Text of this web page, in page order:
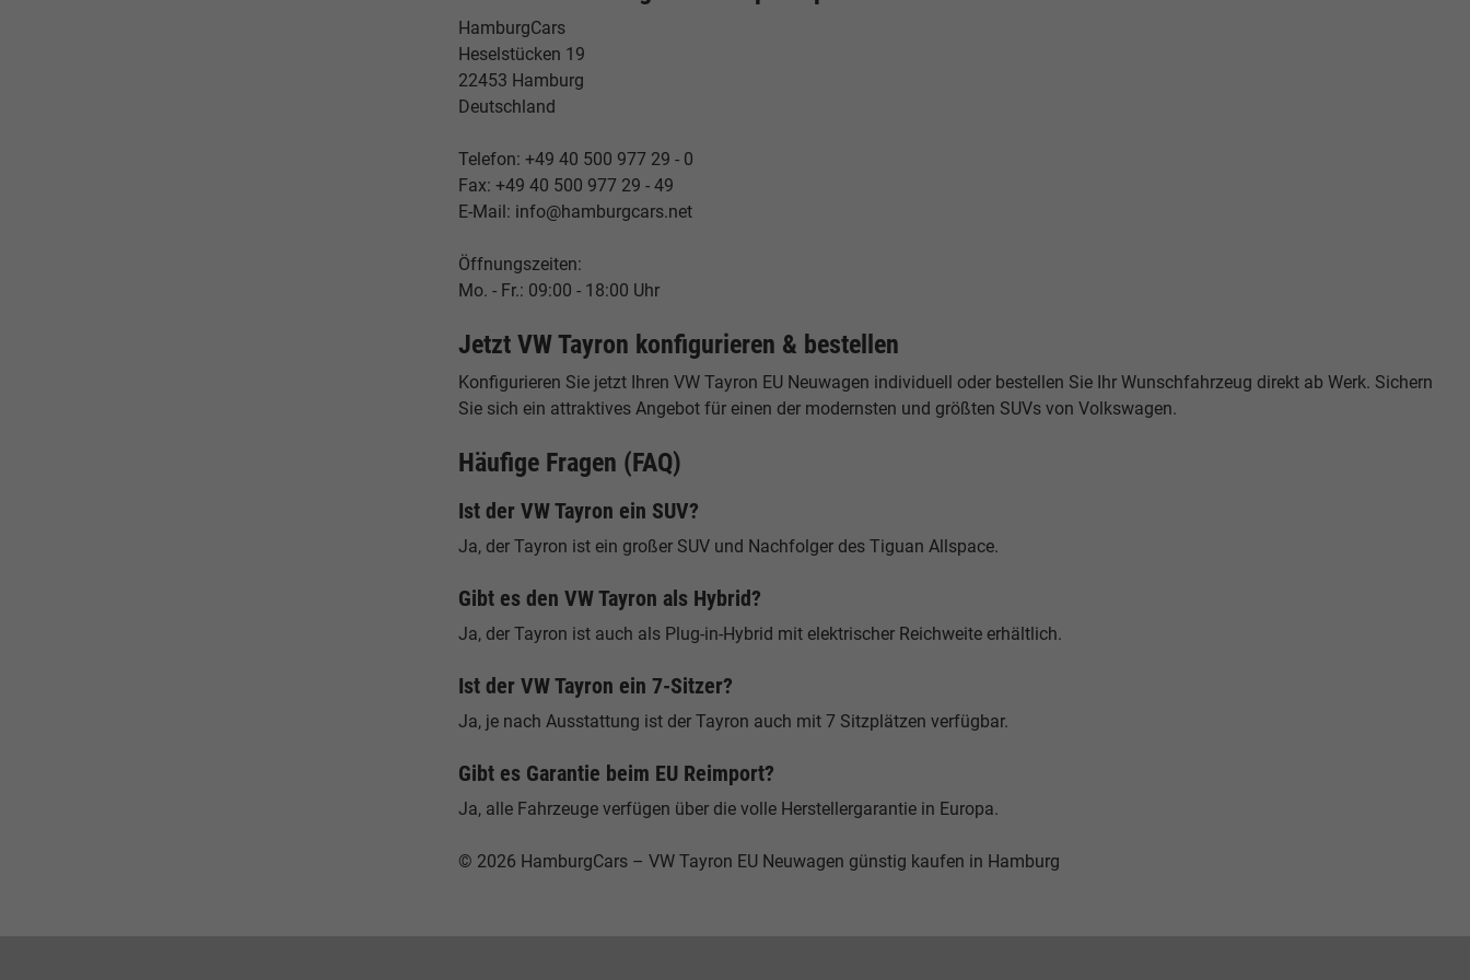
HamburgCars
Heselstücken 19
22453 Hamburg
Deutschland
Telefon: +49 40 500 977 29 - 0
Fax: +49 40 500 977 29 - 49
E-Mail: info@hamburgcars.net
Öffnungszeiten:
Mo. - Fr.: 09:00 - 18:00 Uhr
Jetzt VW Tayron konfigurieren & bestellen
Konfigurieren Sie jetzt Ihren VW Tayron EU Neuwagen individuell oder bestellen Sie Ihr Wunschfahrzeug direkt ab Werk. Sichern
Sie sich ein attraktives Angebot für einen der modernsten und größten SUVs von Volkswagen.
Häufige Fragen (FAQ)
Ist der VW Tayron ein SUV?
Ja, der Tayron ist ein großer SUV und Nachfolger des Tiguan Allspace.
Gibt es den VW Tayron als Hybrid?
Ja, der Tayron ist auch als Plug-in-Hybrid mit elektrischer Reichweite erhältlich.
Ist der VW Tayron ein 7-Sitzer?
Ja, je nach Ausstattung ist der Tayron auch mit 7 Sitzplätzen verfügbar.
Gibt es Garantie beim EU Reimport?
Ja, alle Fahrzeuge verfügen über die volle Herstellergarantie in Europa.
© 2026 HamburgCars – VW Tayron EU Neuwagen günstig kaufen in Hamburg